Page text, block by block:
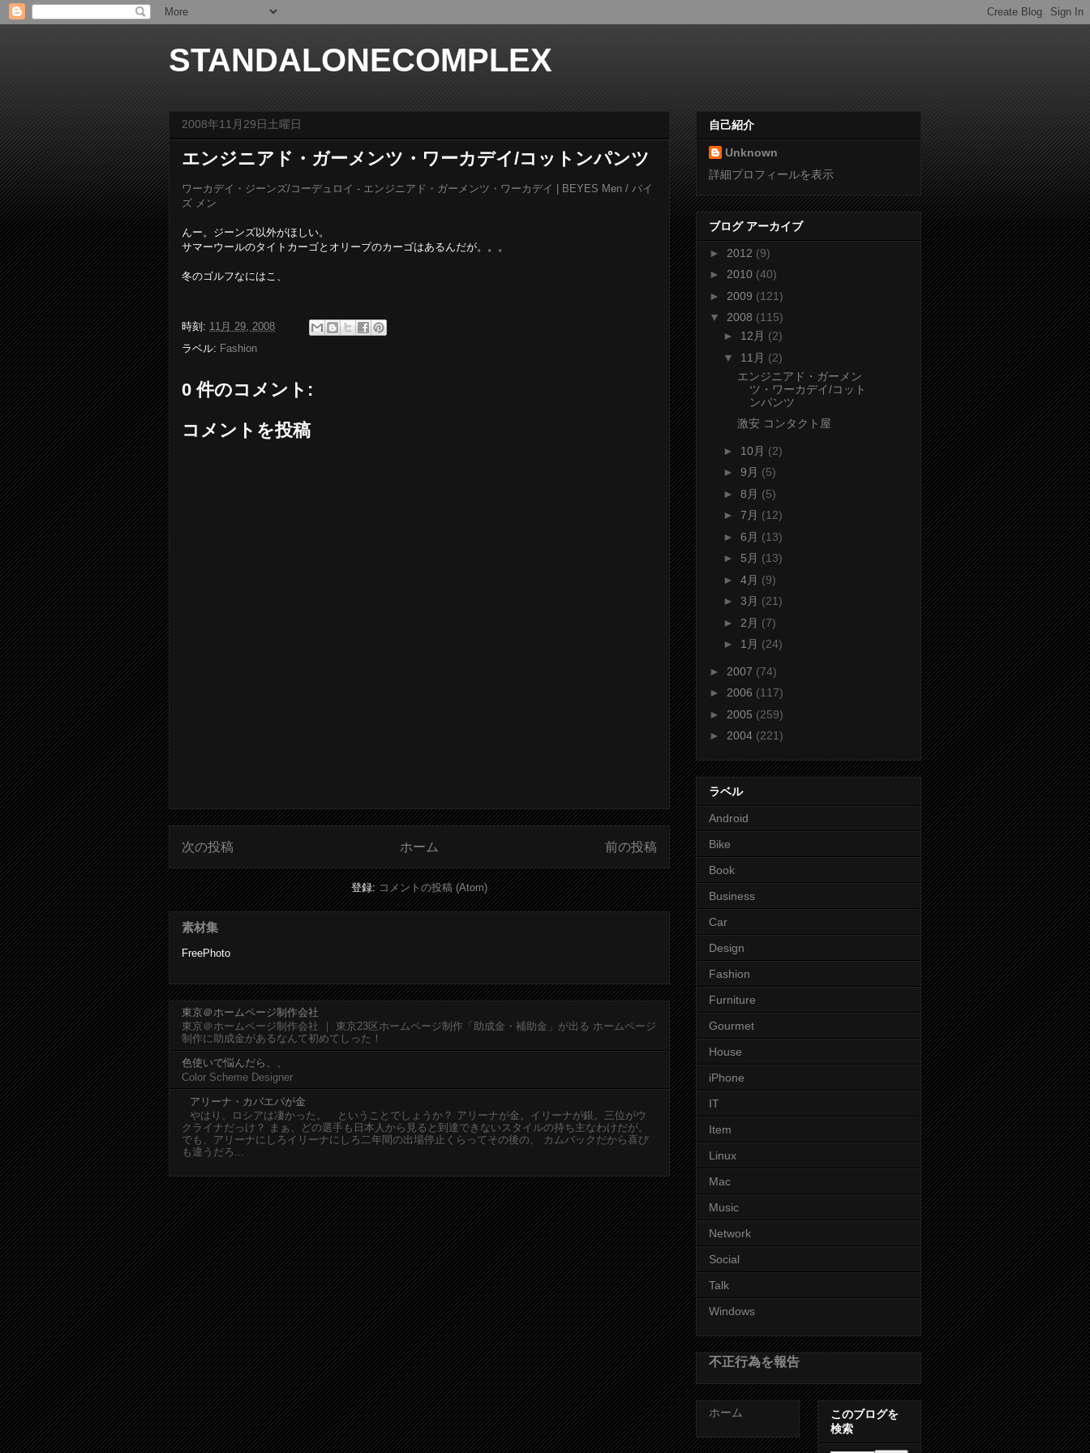
STANDALONECOMPLEX
2008年11月29日土曜日
エンジニアド・ガーメンツ・ワーカデイ/コットンパンツ
ワーカデイ・ジーンズ/コーデュロイ - エンジニアド・ガーメンツ・ワーカデイ | BEYES Men / バイ
ズ メン
んー。ジーンズ以外がほしい。
サマーウールのタイトカーゴとオリーブのカーゴはあるんだが。。。
冬のゴルフなにはこ、
時刻: 11月 29, 2008
ラベル: Fashion
0 件のコメント:
コメントを投稿
次の投稿 前の投稿
ホーム
登録:コメントの投稿 (Atom)
素材集
FreePhoto
東京＠ホームページ制作会社
東京＠ホームページ制作会社 ｜ 東京23区ホームページ制作「助成金・補助金」が出る ホームページ
制作に助成金があるなんて初めてしった！
色使いで悩んだら、、
Color Scheme Designer
アリーナ・カバエバが金
やはり、ロシアは凄かった。 ということでしょうか？ アリーナが金。イリーナが銀。三位がウ
クライナだっけ？ まぁ、どの選手も日本人から見ると到達できないスタイルの持ち主なわけだが。
でも、アリーナにしろイリーナにしろ二年間の出場停止くらってその後の、 カムバックだから喜び
も違うだろ...
自己紹介
Unknown
詳細プロフィールを表示
ブログ アーカイブ
► 2012 (9)
► 2010 (40)
► 2009 (121)
▼ 2008 (115)
► 12月 (2)
▼ 11月 (2)
エンジニアド・ガーメン
ツ・ワーカデイ/コット
ンパンツ
激安 コンタクト屋
► 10月 (2)
► 9月 (5)
► 8月 (5)
► 7月 (12)
► 6月 (13)
► 5月 (13)
► 4月 (9)
► 3月 (21)
► 2月 (7)
► 1月 (24)
► 2007 (74)
► 2006 (117)
► 2005 (259)
► 2004 (221)
ラベル
Android
Bike
Book
Business
Car
Design
Fashion
Furniture
Gourmet
House
iPhone
IT
Item
Linux
Mac
Music
Network
Social
Talk
Windows
不正行為を報告
ホーム
このブログを
検索